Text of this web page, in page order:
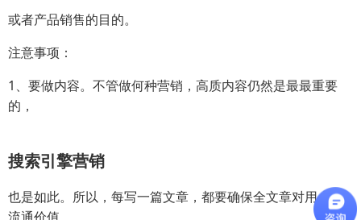
或者产品销售的目的。
注意事项：
1、要做内容。不管做何种营销，高质内容仍然是最最重要
的，
搜索引擎营销
也是如此。所以，每写一篇文章，都要确保全文章对用户是